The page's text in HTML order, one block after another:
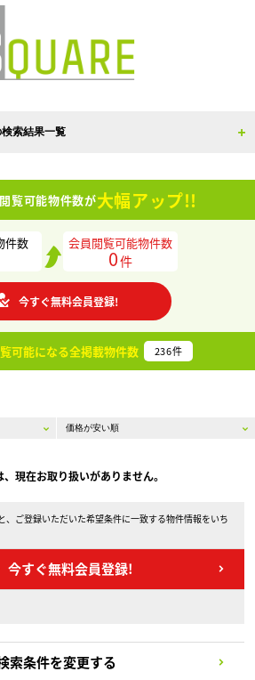
索結果一覧
閲覧可能物件数が大幅アップ!!
件数 会員閲覧可能物件数
0件
今すぐ無料会員登録!
可能になる全掲載物件数 236件
現在お取り扱いがありません。
、ご登録いただいた希望条件に一致する物件情報をいち
今すぐ無料会員登録!
索条件を変更する